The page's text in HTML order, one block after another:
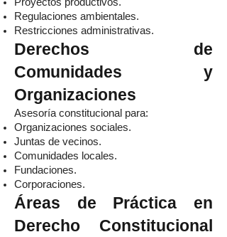
Regulaciones ambientales.
Restricciones administrativas.
Derechos de
Comunidades y
Organizaciones
Asesoría constitucional para:
Organizaciones sociales.
Juntas de vecinos.
Comunidades locales.
Fundaciones.
Corporaciones.
Áreas de Práctica en
Derecho Constitucional